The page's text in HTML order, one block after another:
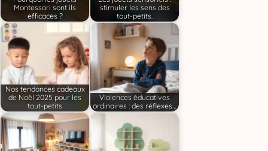
Montessori sont ils
efficaces ?
stimuler les sens des
tout-petits.
Nos tendances cadeaux
de Noël 2025 pour les
tout-petits
Violences éducatives
ordinaires : des réflexes…